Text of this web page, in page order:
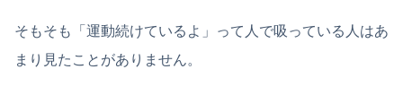
そもそも「運動続けているよ」って人で吸っている人はあ
まり見たことがありません。